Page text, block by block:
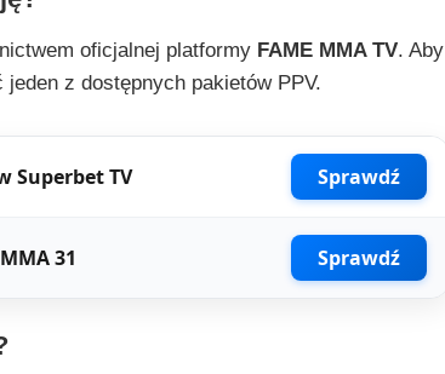
oficjalnej platformy FAME MMA TV. Aby
z dostępnych pakietów PPV.
Superbet TV Sprawdź
31 Sprawdź